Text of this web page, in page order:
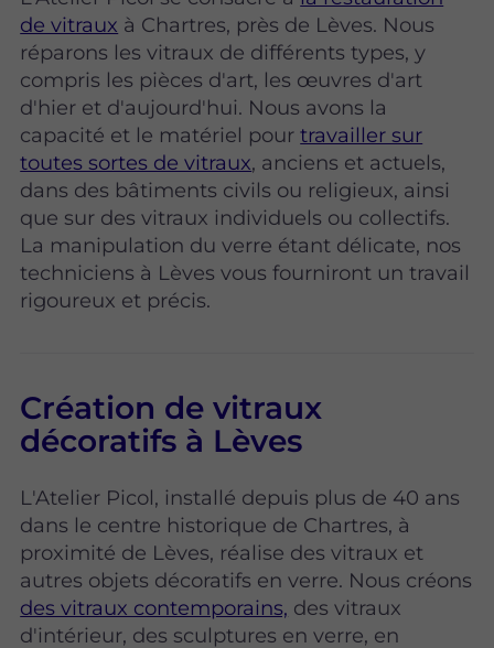
de vitraux à Chartres, près de Lèves. Nous
réparons les vitraux de différents types, y
compris les pièces d'art, les œuvres d'art
d'hier et d'aujourd'hui. Nous avons la
capacité et le matériel pourtravailler sur
toutes sortes de vitraux, anciens et actuels,
dans des bâtiments civils ou religieux, ainsi
que sur des vitraux individuels ou collectifs.
La manipulation du verre étant délicate, nos
techniciens à Lèves vous fourniront un travail
rigoureux et précis.
Création de vitraux
décoratifs à Lèves
L'Atelier Picol, installé depuis plus de 40 ans
dans le centre historique de Chartres, à
proximité de Lèves, réalise des vitraux et
autres objets décoratifs en verre. Nous créons
des vitraux contemporains, des vitraux
d'intérieur, des sculptures en verre, en